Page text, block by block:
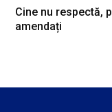
Cine nu respectă,
amendați